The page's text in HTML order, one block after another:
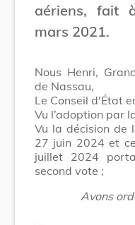
aériens, fait
mars 2021.
Nous Henri,
de Nassau,
Le Conseil d'État
Vu l’adoption par
Vu la décision de
27 juin 2024 et
juillet 2024
second vote ;
Avons